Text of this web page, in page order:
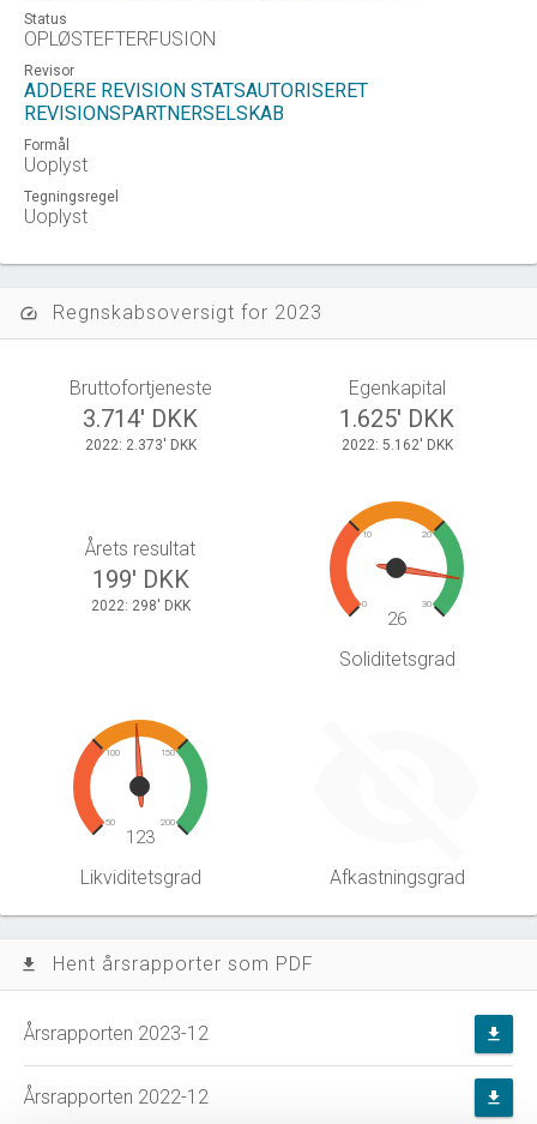
Status
OPLØSTEFTERFUSION
Revisor
ADDERE REVISION STATSAUTORISERET
REVISIONSPARTNERSELSKAB
Formål
Uoplyst
Tegningsregel
Uoplyst
speed Regnskabsoversigt for 2023
Bruttofortjeneste
3.714' DKK
2022: 2.373' DKK
Egenkapital
1.625' DKK
2022: 5.162' DKK
Årets resultat
199' DKK
2022: 298' DKK 0
10 20
30
26
Soliditetsgrad
50
100 150
200
123
Likviditetsgrad Afkastningsgrad
file_download Hent årsrapporter som PDF
Årsrapporten 2023-12 file_download
Årsrapporten 2022-12 file_download